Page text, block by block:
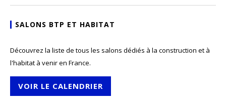
SALONS BTP ET HABITAT
Découvrez la liste de tous les salons dédiés à la construction et à
l'habitat à venir en France.
VOIR LE CALENDRIER